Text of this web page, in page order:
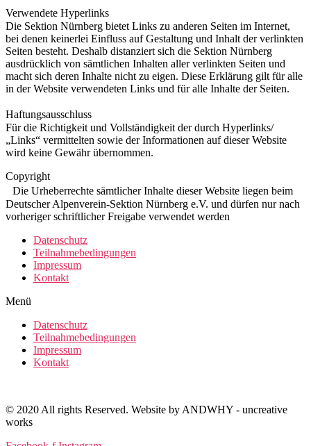
Verwendete Hyperlinks
Die Sektion Nürnberg bietet Links zu anderen Seiten im Internet,
bei denen keinerlei Einfluss auf Gestaltung und Inhalt der verlinkten
Seiten besteht. Deshalb distanziert sich die Sektion Nürnberg
ausdrücklich von sämtlichen Inhalten aller verlinkten Seiten und
macht sich deren Inhalte nicht zu eigen. Diese Erklärung gilt für alle
in der Website verwendeten Links und für alle Inhalte der Seiten.
Haftungsausschluss
Für die Richtigkeit und Vollständigkeit der durch Hyperlinks/
„Links“ vermittelten sowie der Informationen auf dieser Website
wird keine Gewähr übernommen.
Copyright
Die Urheberrechte sämtlicher Inhalte dieser Website liegen beim
Deutscher Alpenverein-Sektion Nürnberg e.V. und dürfen nur nach
vorheriger schriftlicher Freigabe verwendet werden
Datenschutz
Teilnahmebedingungen
Impressum
Kontakt
Menü
Datenschutz
Teilnahmebedingungen
Impressum
Kontakt
© 2020 All rights Reserved. Website by ANDWHY - uncreative
works